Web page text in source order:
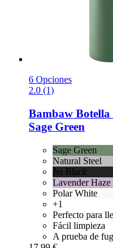
6 Opciones
2.0 (1)
Bambaw Botella
Sage Green
Sage Green
Natural Steel
Jet Black
Lavender Haze
Polar White
+1
Perfecto para
Fácil limpieza
A prueba de